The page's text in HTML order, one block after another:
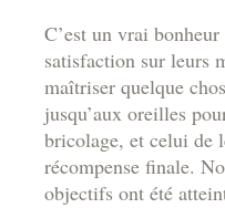
C’est un vrai
satisfaction sur leurs
maîtriser quelque
jusqu’aux oreilles
bricolage, et celui de
récompense finale.
objectifs ont été